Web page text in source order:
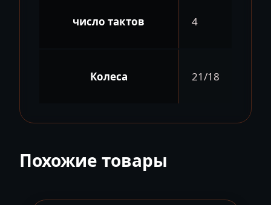
число тактов 4
Колеса 21/18
Похожие товары